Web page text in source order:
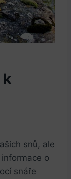
k
snů, ale
o
snáře